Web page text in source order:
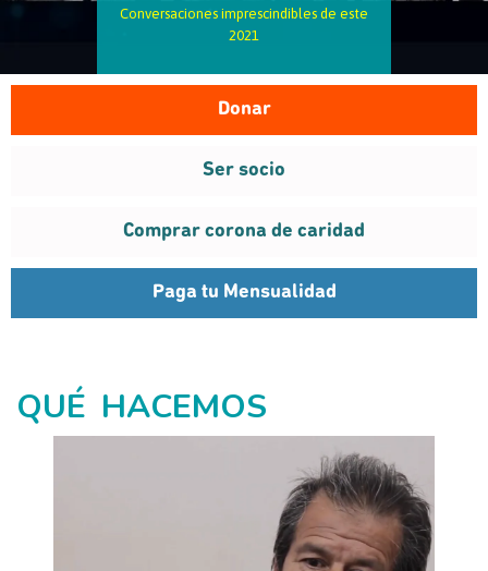
Conversaciones imprescindibles de este
2021
¡Click!
El fotógrafo de los preferidos de Dios
¡Click!
Donar
Ser socio
Comprar corona de caridad
Paga tu Mensualidad
QUÉ HACEMOS